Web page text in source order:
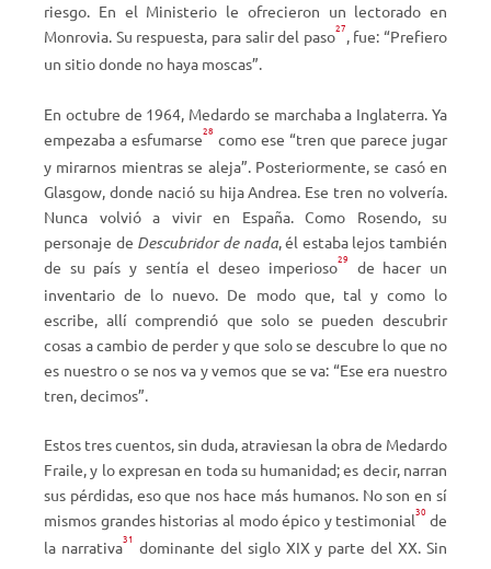
riesgo. En el Ministerio le ofrecieron un lectorado en
Monrovia. Su respuesta, para salir del paso27, fue: “Prefiero
un sitio donde no haya moscas”.
En octubre de 1964, Medardo se marchaba a Inglaterra. Ya
empezaba a esfumarse28 como ese “tren que parece jugar
y mirarnos mientras se aleja”. Posteriormente, se casó en
Glasgow, donde nació su hija Andrea. Ese tren no volvería.
Nunca volvió a vivir en España. Como Rosendo, su
personaje de Descubridor de nada, él estaba lejos también
de su país y sentía el deseo imperioso29
de hacer un
inventario de lo nuevo. De modo que, tal y como lo
escribe, allí comprendió que solo se pueden descubrir
cosas a cambio de perder y que solo se descubre lo que no
es nuestro o se nos va y vemos que se va: “Ese era nuestro
tren, decimos”.
Estos tres cuentos, sin duda, atraviesan la obra de Medardo
Fraile, y lo expresan en toda su humanidad; es decir, narran
sus pérdidas, eso que nos hace más humanos. No son en sí
mismos grandes historias al modo épico y testimonial30 de
la narrativa31 dominante del siglo XIX y parte del XX. Sin